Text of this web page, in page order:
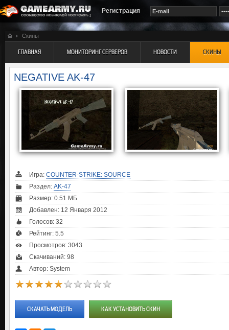
Регистрация
Скины
ГЛАВНАЯ МОНИТОРИНГ СЕРВЕРОВ НОВОСТИ СКИНЫ
NEGATIVE AK-47
Игра: COUNTER-STRIKE: SOURCE
Раздел: AK-47
Размер: 0.51 МБ
Добавлен: 12 Января 2012
Голосов: 32
Рейтинг: 5.5
Просмотров: 3043
Скачиваний: 98
Автор: System
СКАЧАТЬ МОДЕЛЬ КАК УСТАНОВИТЬ СКИН